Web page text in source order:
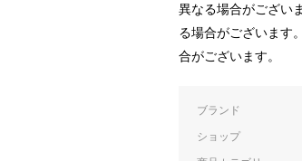
異なる場合がござい
る場合がございます
合がございます。
ブランド
ショップ